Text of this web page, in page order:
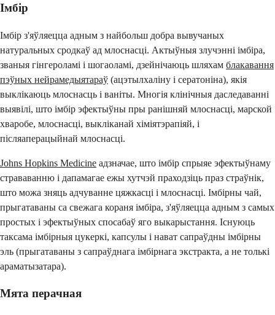
Імбір
Імбір з'яўляецца адным з найбольш добра вывучаных
натуральных сродкаў ад млоснасці. Актыўныя злучэнні імбіра,
званыя гінгероламі і шогаоламі, дзейнічаюць шляхам блакавання
пэўных нейрамедыятараў (ацэтылхаліну і сератоніна), якія
выклікаюць млоснасць і ваніты. Многія клінічныя даследаванні
выявілі, што імбір эфектыўны пры ранішняй млоснасці, марской
хваробе, млоснасці, выкліканай хіміятэрапіяй, і
післяаперацыйнай млоснасці.
Johns Hopkins Medicine адзначае, што імбір спрыяе эфектыўнаму
страваванню і дапамагае ежы хутчэй праходзіць праз страўнік,
што можа зняць адчуванне цяжкасці і млоснасці. Імбірны чай,
прыгатаваны са свежага кораня імбіра, з'яўляецца адным з самых
простых і эфектыўных спосабаў яго выкарыстання. Існуюць
таксама імбірныя цукеркі, капсулы і нават сапраўдны імбірны
эль (прыгатаваны з сапраўднага імбірнага экстракта, а не толькі
араматызатара).
Мята перачная